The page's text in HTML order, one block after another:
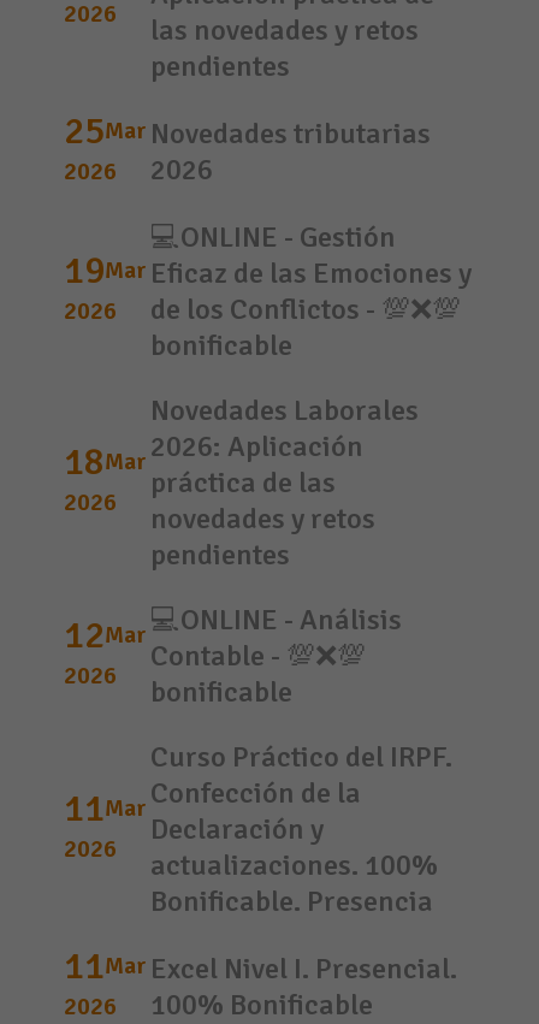
2026
las novedades y retos
pendientes
25Mar
2026
Novedades tributarias
2026
19Mar
2026
💻ONLINE - Gestión
Eficaz de las Emociones y
de los Conflictos - 💯❌💯
bonificable
18Mar
2026
Novedades Laborales
2026: Aplicación
práctica de las
novedades y retos
pendientes
12Mar
2026
💻ONLINE - Análisis
Contable - 💯❌💯
bonificable
11Mar
2026
Curso Práctico del IRPF.
Confección de la
Declaración y
actualizaciones. 100%
Bonificable. Presencia
11Mar
2026
Excel Nivel I. Presencial.
100% Bonificable